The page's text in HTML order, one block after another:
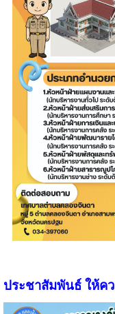
ประชาสัมพันธ์ ให้ค